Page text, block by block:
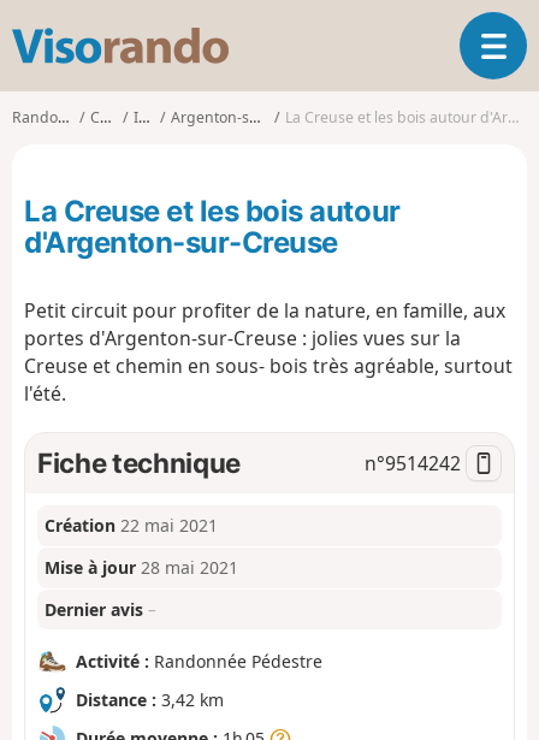
s
o
d
o
O
u
v
v
g
i
n
Randonnées Centre Indre Argenton-sur-Creuse La Creuse et les bois autour d'Argenton-sur-Creuse
La Creuse et les bois autour
d'Argenton-sur-Creuse
Petit circuit pour profiter de la nature, en famille, aux
portes d'Argenton-sur-Creuse : jolies vues sur la
Creuse et chemin en sous- bois très agréable, surtout
l'été.
Fiche technique n°9514242
Création 22 mai 2021
Mise à jour 28 mai 2021
Dernier avis –
Activité : Randonnée Pédestre
Distance : 3,42 km